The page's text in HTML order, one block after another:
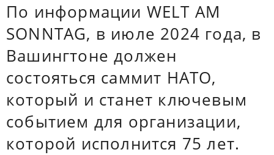
По информации WELT AM
SONNTAG, в июле 2024 года, в
Вашингтоне должен
состояться саммит НАТО,
который и станет ключевым
событием для организации,
которой исполнится 75 лет.